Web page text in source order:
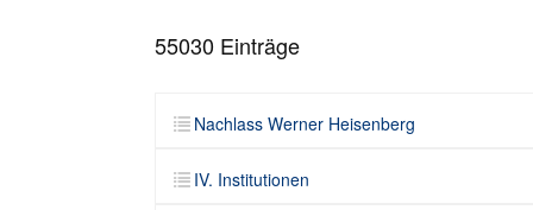
55030 Einträge
Nachlass Werner Heisenberg
IV. Institutionen